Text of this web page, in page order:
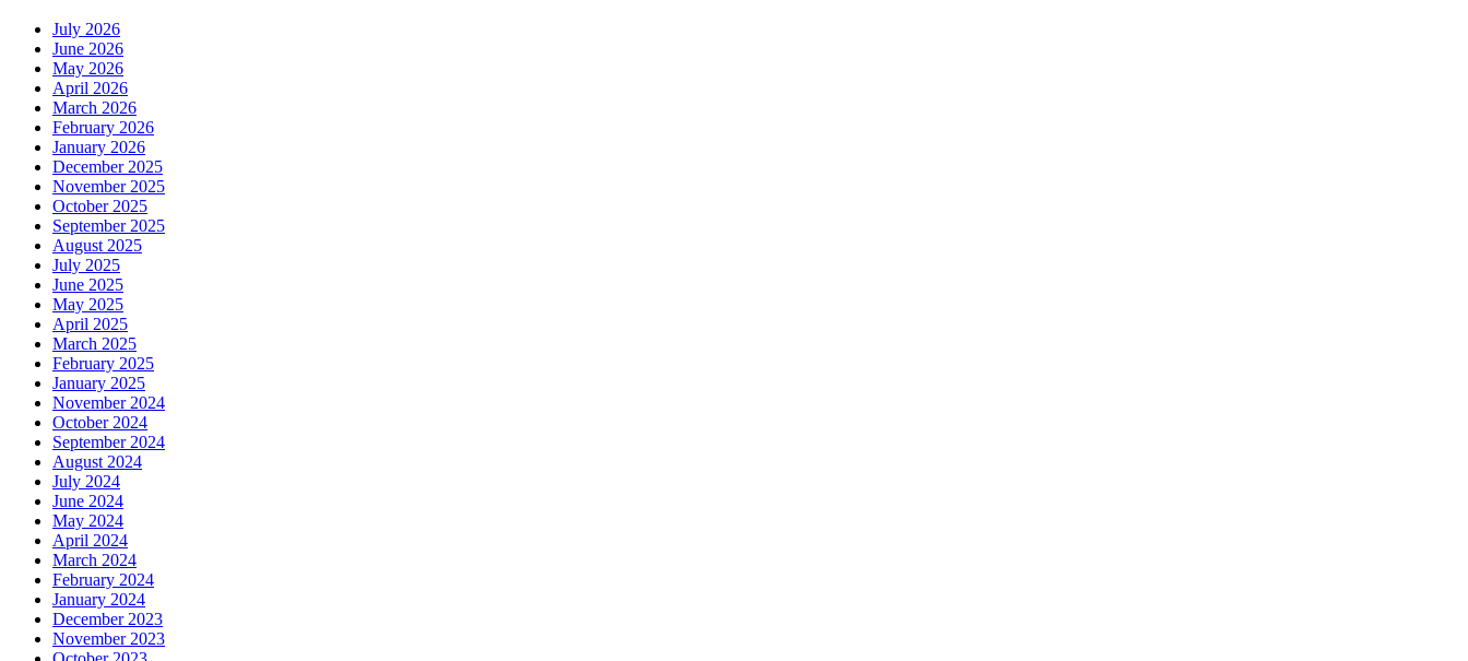
July 2026
June 2026
May 2026
April 2026
March 2026
February 2026
January 2026
December 2025
November 2025
October 2025
September 2025
August 2025
July 2025
June 2025
May 2025
April 2025
March 2025
February 2025
January 2025
November 2024
October 2024
September 2024
August 2024
July 2024
June 2024
May 2024
April 2024
March 2024
February 2024
January 2024
December 2023
November 2023